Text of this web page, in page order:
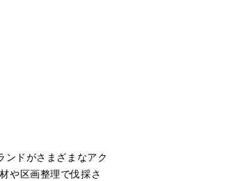
ンドがさまざまなアク
や区画整理で伐採さ